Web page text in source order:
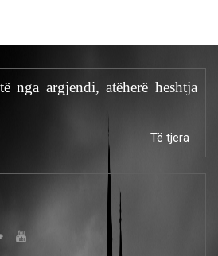
nga argjendi, atëherë heshtja
Të tjera